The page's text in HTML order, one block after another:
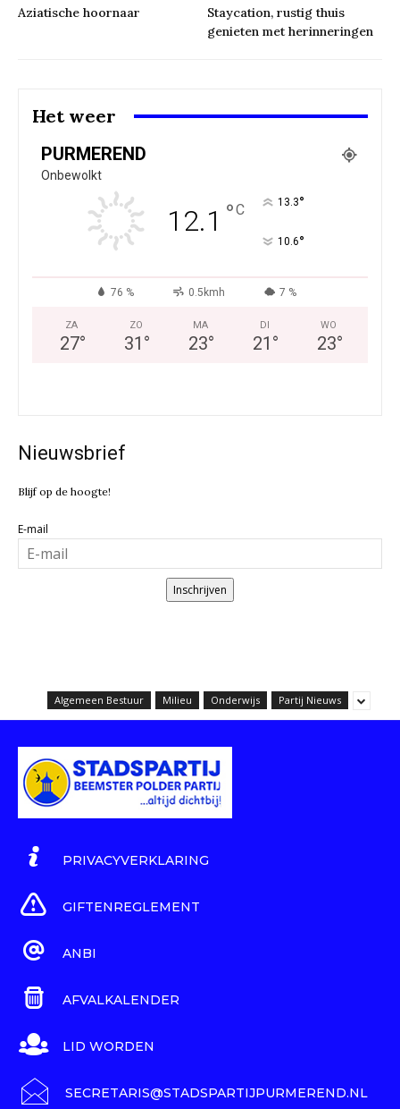
Aziatische hoornaar
Staycation, rustig thuis
genieten met herinneringen
Het weer
PURMEREND
Onbewolkt
12.1 °C 13.3°
10.6°
76 % 0.5kmh 7 %
ZA
27°
ZO
31 °
MA
23°
DI
21 °
WO
23°
Nieuwsbrief
Blijf op de hoogte!
E-mail
Inschrijven
Algemeen Bestuur Milieu Onderwijs Partij Nieuws
PRIVACYVERKLARING
GIFTENREGLEMENT
ANBI
AFVALKALENDER
LID WORDEN
SECRETARIS@STADSPARTIJPURMEREND.NL